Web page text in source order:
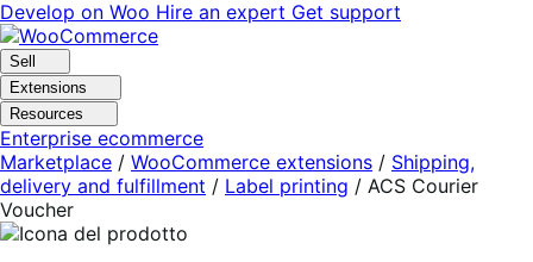
Vai
alla
navigazione
Vai
al
contenuto
Develop on Woo Hire an expert Get support
Sell
Extensions
Resources
Enterprise ecommerce
Marketplace / WooCommerce extensions / Shipping,
delivery and fulfillment / Label printing / ACS Courier
Voucher